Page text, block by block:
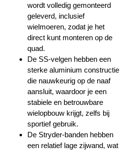
wordt volledig gemonteerd
geleverd, inclusief
wielmoeren, zodat je het
direct kunt monteren op de
quad.
De SS-velgen hebben een
sterke aluminium constructie
die nauwkeurig op de naaf
aansluit, waardoor je een
stabiele en betrouwbare
wielopbouw krijgt, zelfs bij
sportief gebruik.
De Stryder-banden hebben
een relatief lage zijwand, wat